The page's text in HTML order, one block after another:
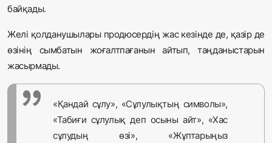
байқады.
Желі қолданушылары продюсердің жас кезінде де, қазір де
өзінің сымбатын жоғалтпағанын айтып, таңданыстарын
жасырмады.
«Қандай сұлу», «Сұлулықтың символы»,
«Табиғи сұлулық деп осыны айт», «Хас
сұлудың өзі», «Жұптарыңыз